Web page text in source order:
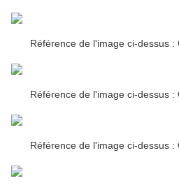
Référence de l'image ci-dessus
Référence de l'image ci-dessus
Référence de l'image ci-dessus